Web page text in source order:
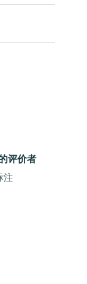
评价者
注